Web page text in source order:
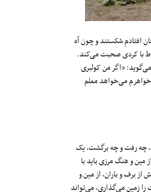
افتادم شکستند و چون آه
نرفته و فارسی را مخلوط با کردی صحبت می‌کند.
«اگر من کولبری
خواهرم می‌خواهد معلم
چه رفت و چه برگشت، یک
و هنگ مرزی باید با
برف و باران، از مین و
زمین می‌گذاری، می‌تواند